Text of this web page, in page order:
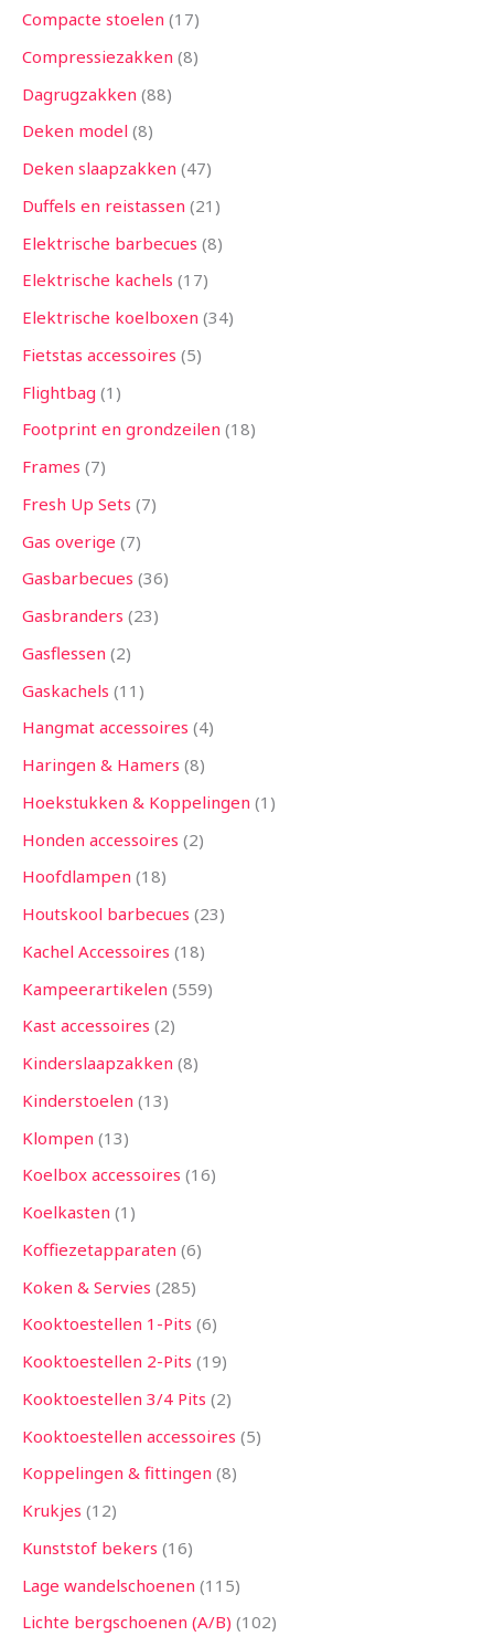
Compacte stoelen 17
Compressiezakken 8
Dagrugzakken 88
Deken model 8
Deken slaapzakken 47
Duffels en reistassen 21
Elektrische barbecues 8
Elektrische kachels 17
Elektrische koelboxen 34
Fietstas accessoires 5
Flightbag 1
Footprint en grondzeilen 18
Frames 7
Fresh Up Sets 7
Gas overige 7
Gasbarbecues 36
Gasbranders 23
Gasflessen 2
Gaskachels 11
Hangmat accessoires 4
Haringen & Hamers 8
Hoekstukken & Koppelingen 1
Honden accessoires 2
Hoofdlampen 18
Houtskool barbecues 23
Kachel Accessoires 18
Kampeerartikelen 559
Kast accessoires 2
Kinderslaapzakken 8
Kinderstoelen 13
Klompen 13
Koelbox accessoires 16
Koelkasten 1
Koffiezetapparaten 6
Koken & Servies 285
Kooktoestellen 1-Pits 6
Kooktoestellen 2-Pits 19
Kooktoestellen 3/4 Pits 2
Kooktoestellen accessoires 5
Koppelingen & fittingen 8
Krukjes 12
Kunststof bekers 16
Lage wandelschoenen 115
Lichte bergschoenen (A/B) 102